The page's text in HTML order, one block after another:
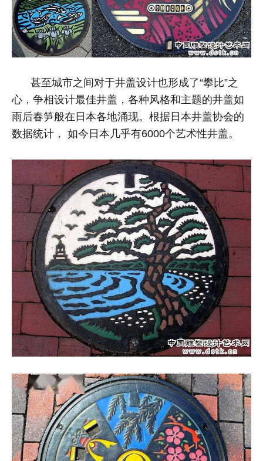
甚至城市之间对于井盖设计也形成了“攀比”之
心，争相设计最佳井盖，各种风格和主题的井盖如
雨后春笋般在日本各地涌现。根据日本井盖协会的
数据统计， 如今日本几乎有6000个艺术性井盖。